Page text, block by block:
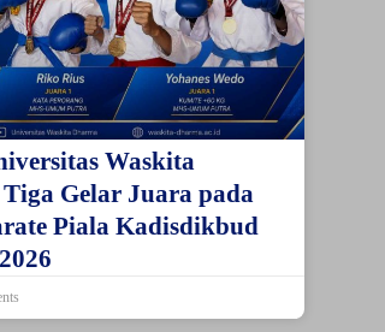
Waskita
Gelar Juara pada
Piala Kadisdikbud